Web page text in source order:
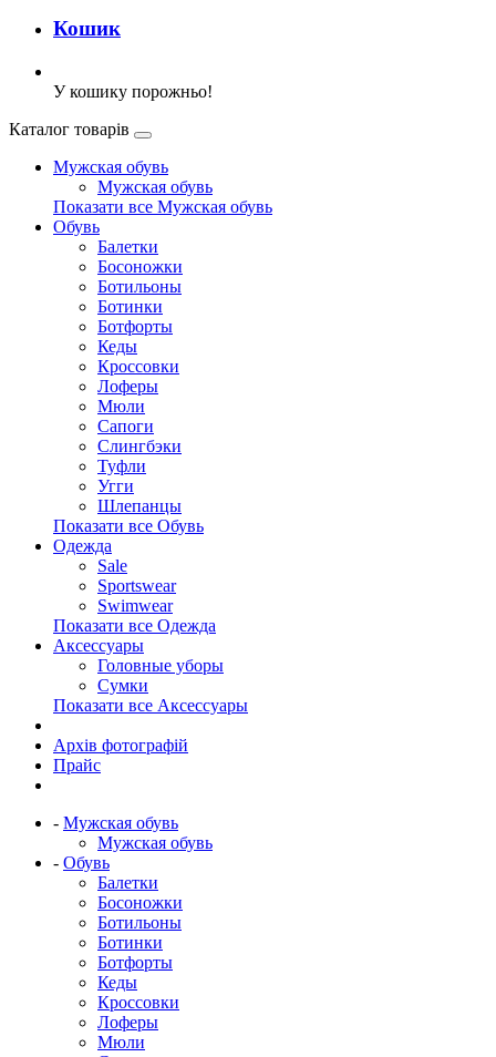
Кошик
У кошику порожньо!
Каталог товарів
Мужская обувь
Мужская обувь
Показати все Мужская обувь
Обувь
Балетки
Босоножки
Ботильоны
Ботинки
Ботфорты
Кеды
Кроссовки
Лоферы
Мюли
Сапоги
Слингбэки
Туфли
Угги
Шлепанцы
Показати все Обувь
Одежда
Sale
Sportswear
Swimwear
Показати все Одежда
Аксессуары
Головные уборы
Сумки
Показати все Аксессуары
Архів фотографій
Прайс
- Мужская обувь
Мужская обувь
- Обувь
Балетки
Босоножки
Ботильоны
Ботинки
Ботфорты
Кеды
Кроссовки
Лоферы
Мюли